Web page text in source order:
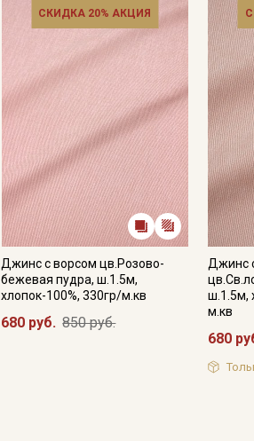
СКИДКА 20% АКЦИЯ
Джинс с ворсом цв.Розово-
бежевая пудра, ш.1.5м,
хлопок-100%, 330гр/м.кв
680 руб. 850 руб.
Джинс
ш.1.5м,
м.кв
680